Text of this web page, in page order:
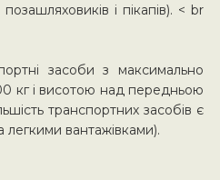
позашляховиків і пікапів). < br
засоби з максимально
кг і висотою над передньою
транспортних засобів є
легкими вантажівками).